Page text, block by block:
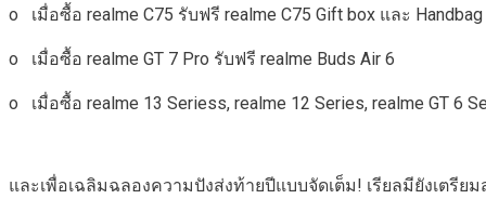
o เมื่อซื้อ realme C75 รับฟรี realme C75 Gift box และ Handbag
o เมื่อซื้อ realme GT 7 Pro รับฟรี realme Buds Air 6
o เมื่อซื้อ realme 13 Seriess, realme 12 Series, realme GT 6
และเพื่อเฉลิมฉลองความปังส่งท้ายปีแบบจัดเต็ม! เรียลมียังเตรี